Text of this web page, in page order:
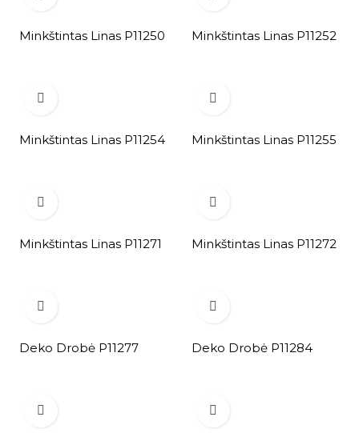
Minkštintas Linas P11250 Minkštintas Linas P11252

Minkštintas Linas P11254

Minkštintas Linas P11255

Minkštintas Linas P11271

Minkštintas Linas P11272

Deko Drobė P11277

Deko Drobė P11284
 